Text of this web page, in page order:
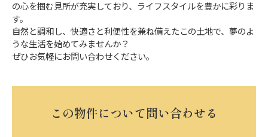
の心を掴む見所が充実しており、ライフスタイルを豊かに彩りま
す。
自然と調和し、快適さと利便性を兼ね備えたこの土地で、夢のよ
うな生活を始めてみませんか？
ぜひお気軽にお問い合わせください。
この物件について問い合わせる